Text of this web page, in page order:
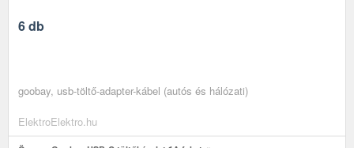
6 db
goobay, usb-töltő-adapter-kábel (autós és hálózati)
ElektroElektro.hu